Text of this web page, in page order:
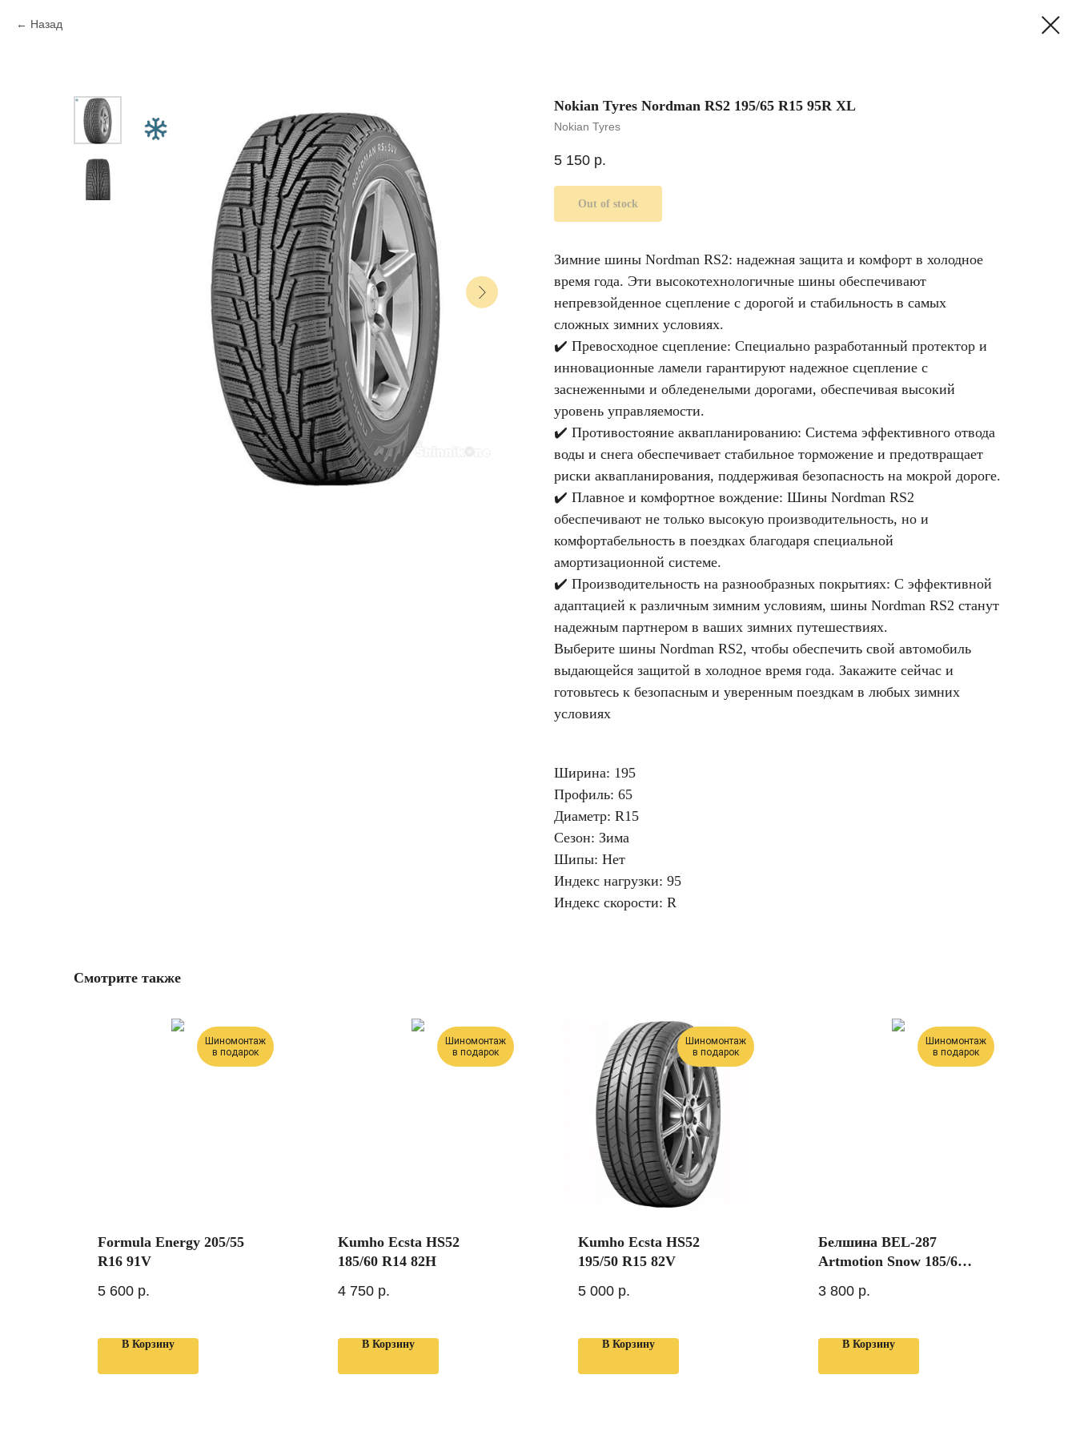
Назад
Nokian Tyres Nordman RS2 195/65 R15 95R XL
Nokian Tyres
5 150 р.
Out of stock
Зимние шины Nordman RS2: надежная защита и комфорт в холодное
время года. Эти высокотехнологичные шины обеспечивают
непревзойденное сцепление с дорогой и стабильность в самых
сложных зимних условиях.
✔️ Превосходное сцепление: Специально разработанный протектор и
инновационные ламели гарантируют надежное сцепление с
заснеженными и обледенелыми дорогами, обеспечивая высокий
уровень управляемости.
✔️ Противостояние аквапланированию: Система эффективного отвода
воды и снега обеспечивает стабильное торможение и предотвращает
риски аквапланирования, поддерживая безопасность на мокрой дороге.
✔️ Плавное и комфортное вождение: Шины Nordman RS2
обеспечивают не только высокую производительность, но и
комфортабельность в поездках благодаря специальной
амортизационной системе.
✔️ Производительность на разнообразных покрытиях: С эффективной
адаптацией к различным зимним условиям, шины Nordman RS2 станут
надежным партнером в ваших зимних путешествиях.
Выберите шины Nordman RS2, чтобы обеспечить свой автомобиль
выдающейся защитой в холодное время года. Закажите сейчас и
готовьтесь к безопасным и уверенным поездкам в любых зимних
условиях
Ширина: 195
Профиль: 65
Диаметр: R15
Сезон: Зима
Шипы: Нет
Индекс нагрузки: 95
Индекс скорости: R
Смотрите также
Шиномонтаж
в подарок
Formula Energy 205/55
R16 91V
5 600 р.
В Корзину
Шиномонтаж
в подарок
Kumho Ecsta HS52
185/60 R14 82H
4 750 р.
В Корзину
Шиномонтаж
в подарок
Kumho Ecsta HS52
195/50 R15 82V
5 000 р.
В Корзину
Шиномонтаж
в подарок
Белшина BEL-287
Artmotion Snow 185/65
3 800 р.
В Корзину